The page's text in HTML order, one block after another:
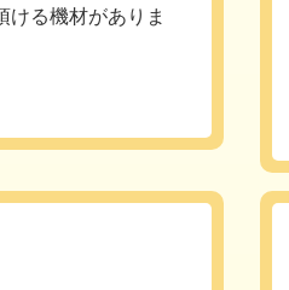
ける機材がありま